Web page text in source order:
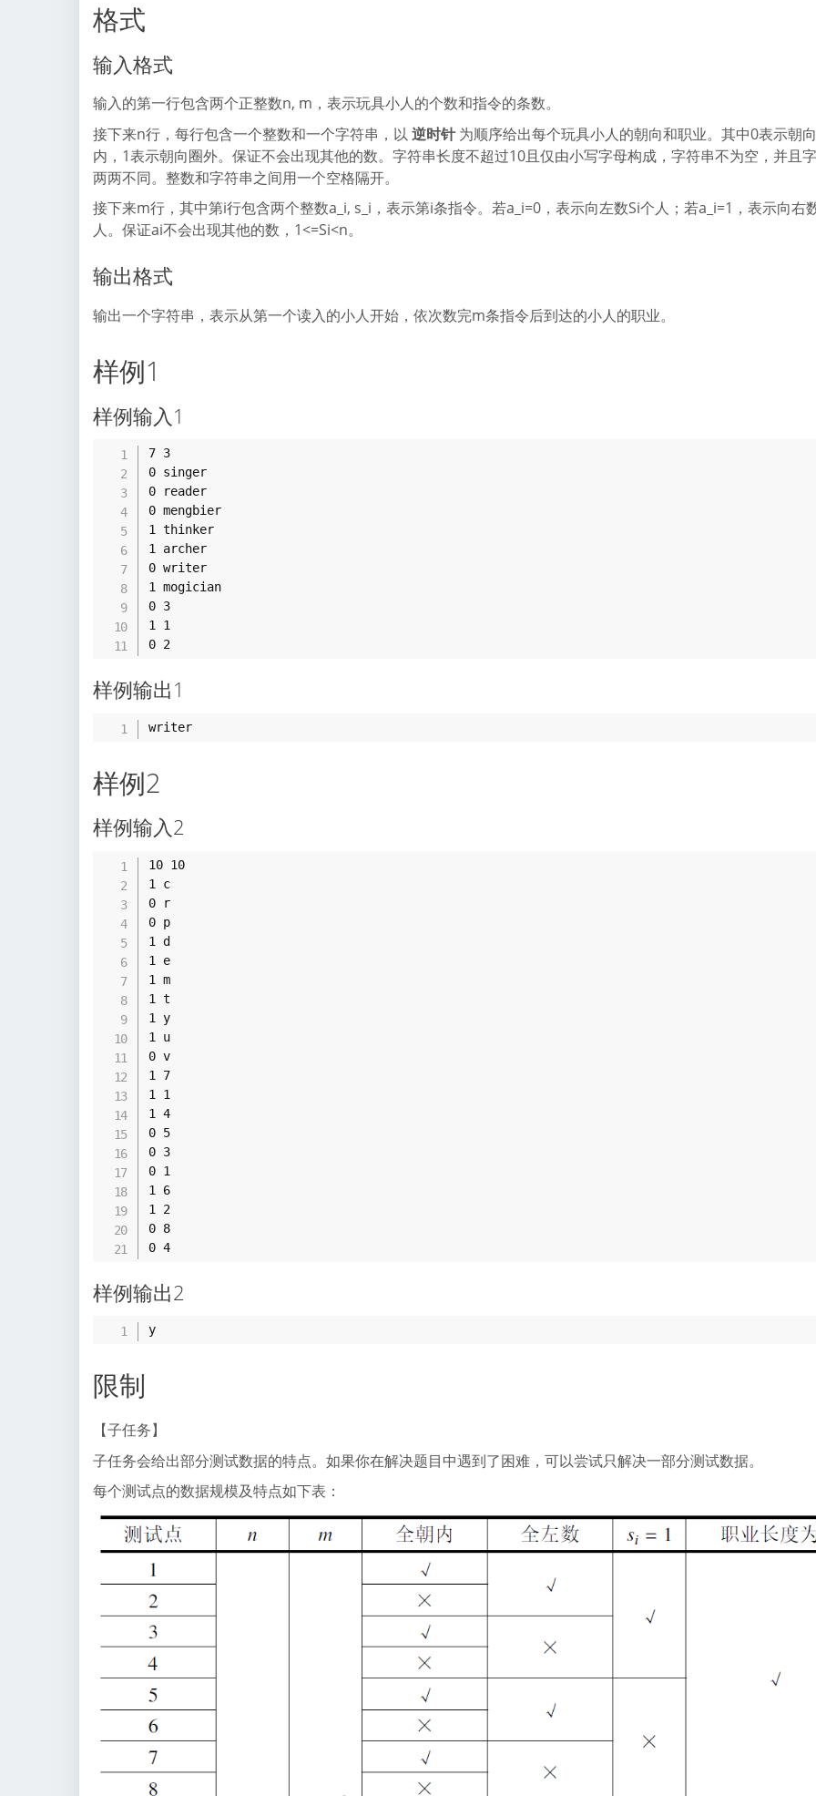
格式
输入格式
输入的第一行包含两个正整数n, m，表示玩具小人的个数和指令的条数。
接下来n行，每行包含一个整数和一个字符串，以 逆时针为顺序给出每个玩具小人的朝向和职业。其中0表示朝
内，1表示朝向圈外。保证不会出现其他的数。字符串长度不超过10且仅由小写字母构成，字符串不为空，并且
两两不同。整数和字符串之间用一个空格隔开。
接下来m行，其中第i行包含两个整数a_i, s_i，表示第i条指令。若a_i=0，表示向左数Si个人；若a_i=1，表示向右
人。保证ai不会出现其他的数，1<=Si<n。
输出格式
输出一个字符串，表示从第一个读入的小人开始，依次数完m条指令后到达的小人的职业。
样例1
样例输入1
7 3
0 singer
0 reader
0 mengbier
1 thinker
1 archer
0 writer
1 mogician
0 3
1 1
0 2
样例输出1
writer
样例2
样例输入2
10 10
1 c
0 r
0 p
1 d
1 e
1 m
1 t
1 y
1 u
0 v
1 7
1 1
1 4
0 5
0 3
0 1
1 6
1 2
0 8
0 4
样例输出2
y
限制
【子任务】
子任务会给出部分测试数据的特点。如果你在解决题目中遇到了困难，可以尝试只解决一部分测试数据。
每个测试点的数据规模及特点如下表：